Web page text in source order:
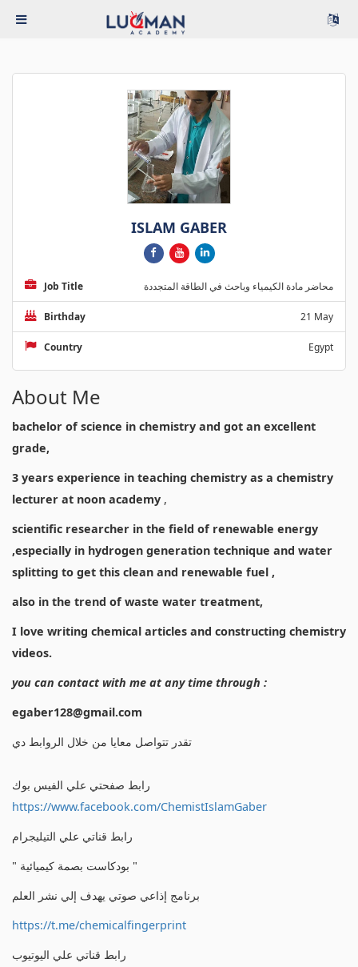
ISLAM GABER
Job Title محاضر مادة الكيمياء وباحث في الطاقة المتجددة
Birthday 21 May
Country Egypt
About Me
bachelor of science in chemistry and got an excellent
grade,
3 years experience in teaching chemistry as a chemistry
lecturer at noon academy ,
scientific researcher in the field of renewable energy
,especially in hydrogen generation technique and water
splitting to get this clean and renewable fuel ,
also in the trend of waste water treatment,
I love writing chemical articles and constructing chemistry
videos.
you can contact with me at any time through :
egaber128@gmail.com
تقدر تتواصل معايا من خلال الروابط دي
رابط صفحتي علي الفيس بوك
https://www.facebook.com/ChemistIslamGaber
رابط قناتي علي التيليجرام
" بودكاست بصمة كيميائية "
برنامج إذاعي صوتي يهدف إلي نشر العلم
https://t.me/chemicalfingerprint
رابط قناتي علي اليوتيوب